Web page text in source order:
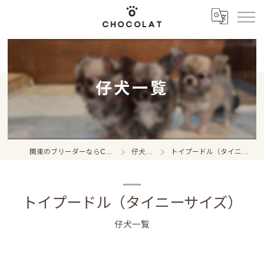
仔犬一覧
関東のブリーダーならCHOCOLAT 仔犬一覧 トイプードル（タイニーサイズ）
仔犬一覧
トイプードル（タイニーサイズ）